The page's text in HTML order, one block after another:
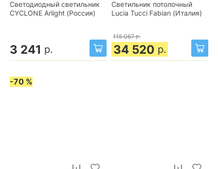
Светодиодный светильник
CYCLONE Arlight (Россия)
3 241 р.
Светильник потолочный
Lucia Tucci Fabian (Италия)
115 067 р.
34 520 р.
-70 %